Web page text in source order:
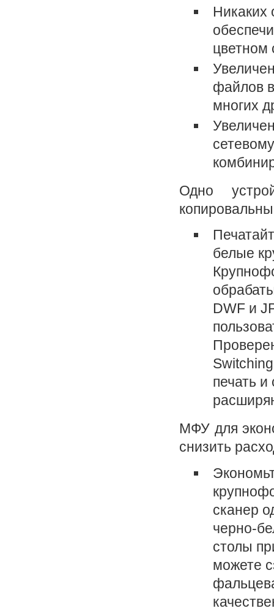
Никаких
цветном
файлов
многих
Одно
белые
DWF и
печать
МФУ для
снизить
сканер
черно-
столы
можете